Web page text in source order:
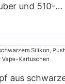
und 510-
aus